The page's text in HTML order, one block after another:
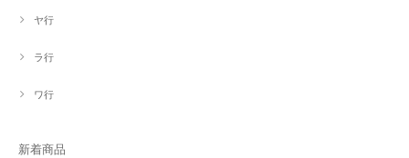
ヤ行
ラ行
ワ行
新着商品